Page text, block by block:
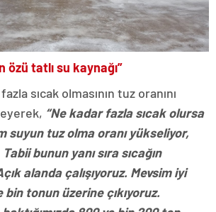
özü tatlı su kaynağı”
sıcak olmasının tuz oranını
“Ne kadar fazla sıcak olursa
suyun tuz olma oranı yükseliyor,
bunun yanı sıra sıcağın
alanda çalışıyoruz. Mevsim iyi
tonun üzerine çıkıyoruz.